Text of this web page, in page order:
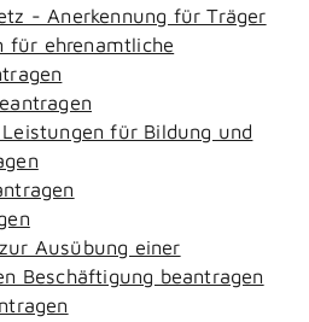
- Anerkennung für Träger
für ehrenamtliche
für Bildung und
Ausübung einer
Beschäftigung beantragen